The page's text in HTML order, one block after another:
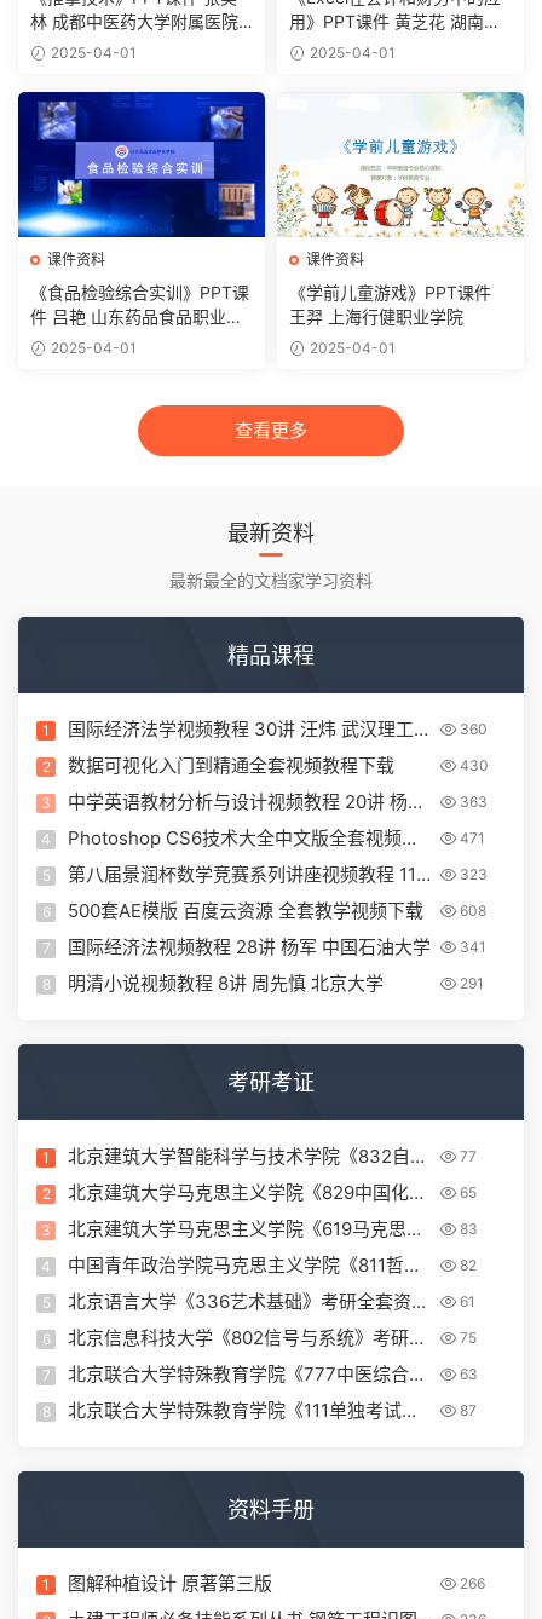
林 成都中医药大学附属医院
针灸学校（四川省针灸学校）
2025-04-01
用》PPT课件 黄芝花 湖南理
工职业技术学院
2025-04-01
课件资料
《食品检验综合实训》PPT课
件 吕艳 山东药品食品职业学
院 2025-04-01
课件资料
《学前儿童游戏》PPT课件
王羿 上海行健职业学院
2025-04-01
查看更多
最新资料
最新最全的文档家学习资料
精品课程
1
国际经济法学视频教程 30讲 汪炜 武汉理工大
学
360
2 数据可视化入门到精通全套视频教程下载 430
3
中学英语教材分析与设计视频教程 20讲 杨晓
钰 西南大学
363
4
Photoshop CS6技术大全中文版全套视频教
程下载
471
5
第八届景润杯数学竞赛系列讲座视频教程 11
讲 钟春平 厦门大学
323
6 500套AE模版 百度云资源 全套教学视频下载 608
7 国际经济法视频教程 28讲 杨军 中国石油大学 341
8 明清小说视频教程 8讲 周先慎 北京大学 291
考研考证
1
北京建筑大学智能科学与技术学院《832自动
控制原理》考研全套资料下载
77
2
北京建筑大学马克思主义学院《829中国化马
克思主义》考研全套资料下载
65
3
北京建筑大学马克思主义学院《619马克思主
义基本原理》考研全套资料下载
83
4
中国青年政治学院马克思主义学院《811哲学
专业基础》考研全套资料下载
82
5
北京语言大学《336艺术基础》考研全套资料
下载
61
6
北京信息科技大学《802信号与系统》考研全
套资料下载
75
7
北京联合大学特殊教育学院《777中医综合》
考研全套资料下载
63
8
北京联合大学特殊教育学院《111单独考试思
87
资料手册
1 图解种植设计 原著第三版 266